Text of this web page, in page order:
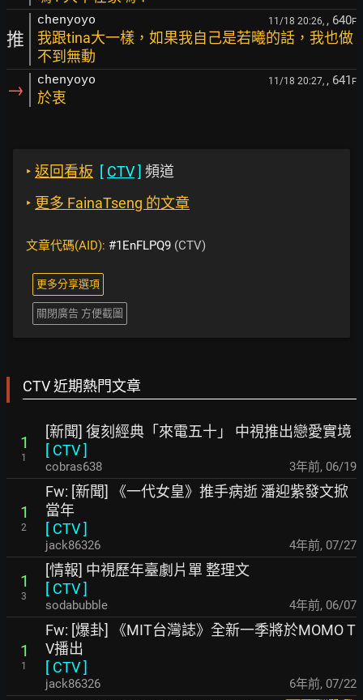
推
chenyoyo 11/18 20:26, , 640F
我跟tina大一樣，如果我自己是若曦的話，我也做
不到無動
→ chenyoyo 11/18 20:27, , 641 F
於衷
‣ 返回看板 [ CTV] 頻道
‣ 更多 FainaTseng 的文章
文章代碼(AID): #1EnFLPQ9 (CTV)
更多分享選項
關閉廣告 方便截圖
CTV 近期熱門文章
1
1
[新聞] 復刻經典「來電五十」 中視推出戀愛實境
[ CTV]
cobras638 3年前, 06/19
1
2
Fw: [新聞] 《一代女皇》推手病逝 潘迎紫發文掀
當年
[ CTV]
jack86326 4年前, 07/27
1
3
[情報] 中視歷年臺劇片單 整理文
[ CTV]
sodabubble 4年前, 06/07
1
1
Fw: [爆卦] 《MIT台灣誌》全新一季將於MOMO T
V播出
[ CTV]
jack86326 6年前, 07/22